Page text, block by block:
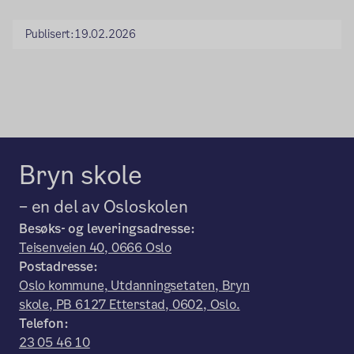
Publisert:19.02.2026
Bryn skole
– en del av Osloskolen
Besøks- og leveringsadresse:
Teisenveien 40, 0666 Oslo
Postadresse:
Oslo kommune, Utdanningsetaten, Bryn
skole, PB 6127 Etterstad, 0602, Oslo.
Telefon:
23 05 46 10